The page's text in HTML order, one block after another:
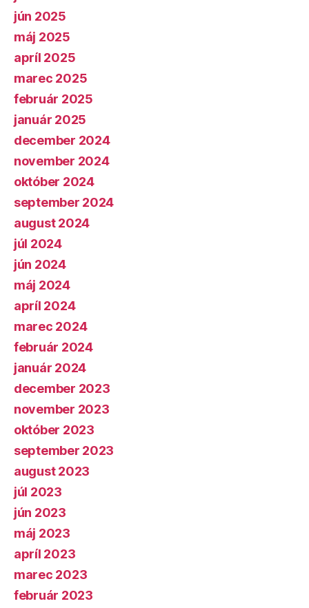
jún 2025
máj 2025
apríl 2025
marec 2025
február 2025
január 2025
december 2024
november 2024
október 2024
september 2024
august 2024
júl 2024
jún 2024
máj 2024
apríl 2024
marec 2024
február 2024
január 2024
december 2023
november 2023
október 2023
september 2023
august 2023
júl 2023
jún 2023
máj 2023
apríl 2023
marec 2023
február 2023